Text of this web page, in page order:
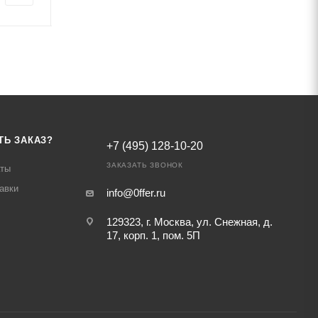
ЗАКАЗ? +7 (495) 128-10-20
ЗАКАЗАТЬ ЗВОНОК
info@0ffer.ru
129323, г. Москва, ул. Снежная, д.
17, корп. 1, пом. 5П